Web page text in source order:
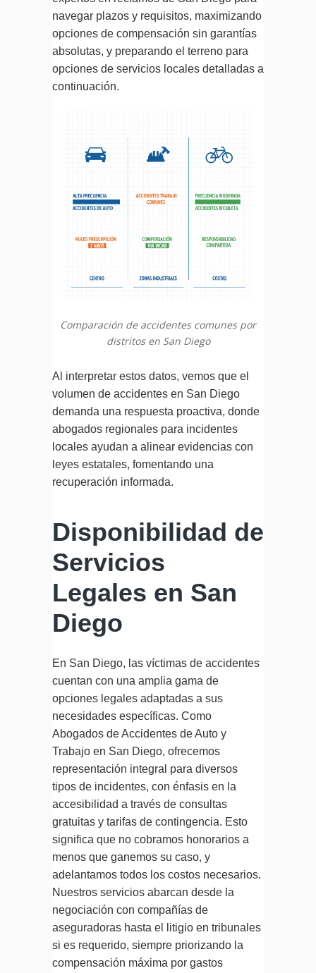
navegar plazos y requisitos, maximizando
opciones de compensación sin garantías
absolutas, y preparando el terreno para
opciones de servicios locales detalladas a
continuación.
Comparación de accidentes comunes por
distritos en San Diego
Al interpretar estos datos, vemos que el
volumen de accidentes en San Diego
demanda una respuesta proactiva, donde
abogados regionales para incidentes
locales ayudan a alinear evidencias con
leyes estatales, fomentando una
recuperación informada.
Disponibilidad de
Servicios
Legales en San
Diego
En San Diego, las víctimas de accidentes
cuentan con una amplia gama de
opciones legales adaptadas a sus
necesidades específicas. Como
Abogados de Accidentes de Auto y
Trabajo en San Diego, ofrecemos
representación integral para diversos
tipos de incidentes, con énfasis en la
accesibilidad a través de consultas
gratuitas y tarifas de contingencia. Esto
significa que no cobramos honorarios a
menos que ganemos su caso, y
adelantamos todos los costos necesarios.
Nuestros servicios abarcan desde la
negociación con compañías de
aseguradoras hasta el litigio en tribunales
si es requerido, siempre priorizando la
compensación máxima por gastos